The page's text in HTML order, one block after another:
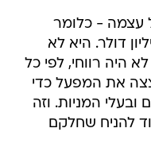
עצמה - כלומר
המניות שלה - ב-196 מיליון דולר. היא לא
היה רווחי, לפי כל
את המפעל כדי
ובעלי המניות. וזה
להניח שחלקם